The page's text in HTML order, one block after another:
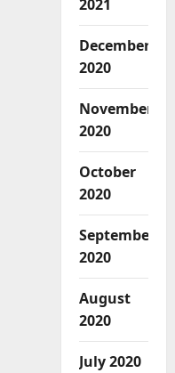
2021
December
2020
November
2020
October
2020
September
2020
August
2020
July 2020